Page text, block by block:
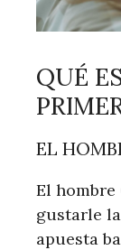
QUÉ
EL
El
gustarle
apuesta